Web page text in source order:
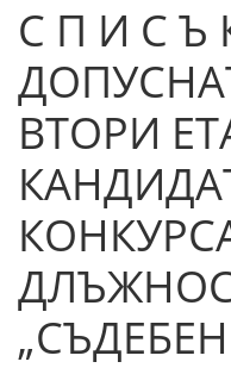
С П И С Ъ
ВТОРИ